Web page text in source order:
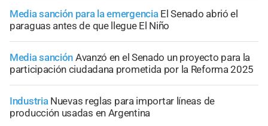
Media sanción para la emergencia El Senado abrió el
paraguas antes de que llegue El Niño
Media sanción Avanzó en el Senado un proyecto para la
participación ciudadana prometida por la Reforma 2025
Industria Nuevas reglas para importar líneas de
producción usadas en Argentina